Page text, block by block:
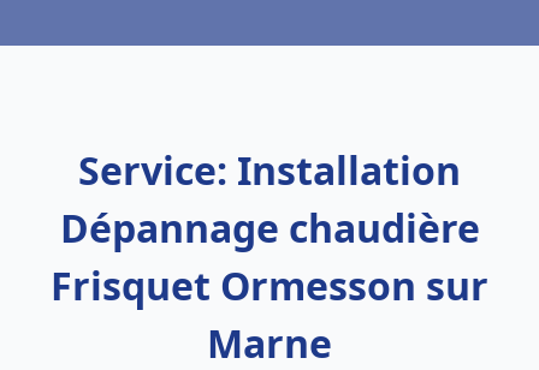
Service: Installation
Dépannage chaudière
Frisquet Ormesson sur
Marne